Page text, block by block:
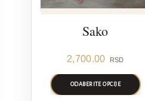
Sako
2,700.00 RSD
ODABERITE OPCIJE